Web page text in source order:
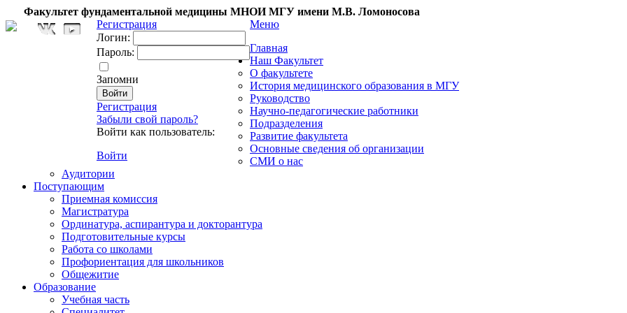
Факультет фундаментальной медицины МНОИ МГУ имени М.В. Ломоносова
Регистрация
Логин:
Пароль:
Запомни
Регистрация
Забыли свой пароль?
Войти как пользователь:
Войти
Меню
Главная
Наш Факультет
О факультете
История медицинского образования в МГУ
Руководство
Научно-педагогические работники
Подразделения
Развитие факультета
Основные сведения об организации
СМИ о нас
Аудитории
Поступающим
Приемная комиссия
Магистратура
Ординатура, аспирантура и докторантура
Подготовительные курсы
Работа со школами
Профориентация для школьников
Общежитие
Образование
Учебная часть